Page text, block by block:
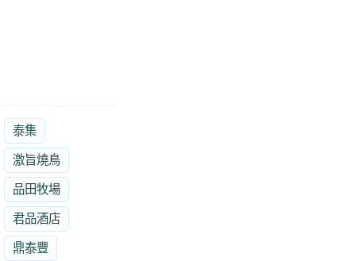
泰集
激旨燒鳥
品田牧場
君品酒店
鼎泰豐